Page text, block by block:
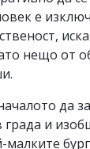
е
нещо от
да
града и
малките